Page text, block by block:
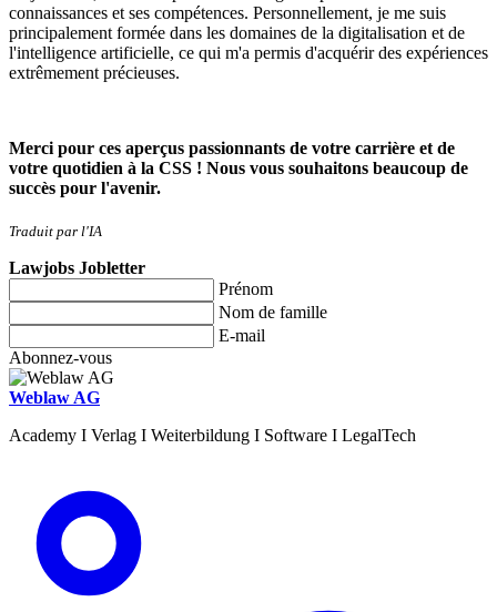
connaissances et ses compétences. Personnellement, je me suis
principalement formée dans les domaines de la digitalisation et de
l'intelligence artificielle, ce qui m'a permis d'acquérir des expériences
extrêmement précieuses.
Merci pour ces aperçus passionnants de votre carrière et de
votre quotidien à la CSS ! Nous vous souhaitons beaucoup de
succès pour l'avenir.
Traduit par l'IA
Lawjobs Jobletter
Prénom
Nom de famille
E-mail
Abonnez-vous
Weblaw AG
Academy I Verlag I Weiterbildung I Software I LegalTech